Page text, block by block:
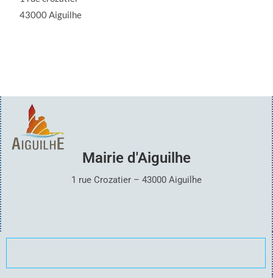
43000 Aiguilhe
Mairie d'Aiguilhe
1 rue Crozatier – 43000 Aiguilhe